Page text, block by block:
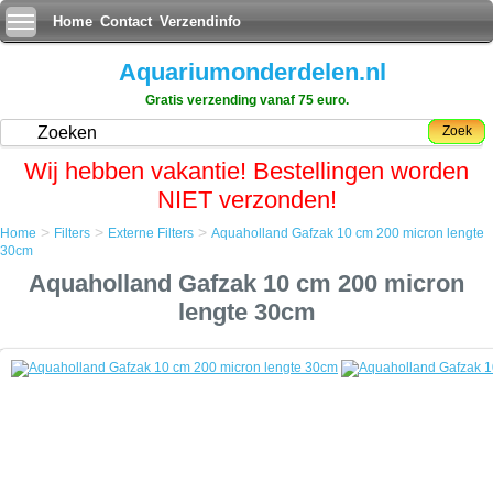
Home Contact Verzendinfo
Aquariumonderdelen.nl
Gratis verzending vanaf 75 euro.
Zoek
Wij hebben vakantie! Bestellingen worden
NIET verzonden!
Externe Filters
Aquaholland Gafzak 10 cm 200 micron lengte 30cm
Home > Filters > Externe Filters > Aquaholland Gafzak 10 cm 200 micron lengte
30cm
Aquaholland Gafzak 10 cm 200 micron
lengte 30cm